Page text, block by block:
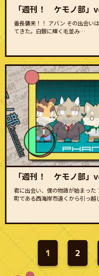
「週刊！ ケモノ部」
番長襲来！！ アバン その出会い
てきた。白銀に輝く毛並み…
「週刊！ ケモノ部」
君に出会い、僕の物語が始まっ
町である西海岸市遠くから引っ
1 2